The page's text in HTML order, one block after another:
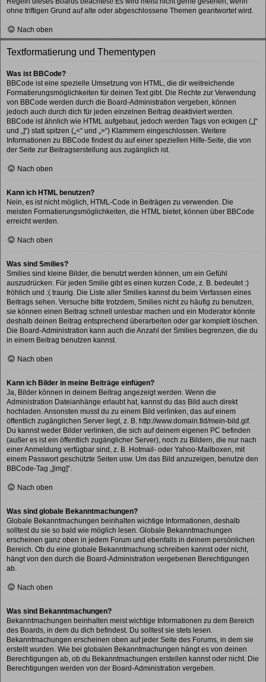
ohne triftigen Grund auf alte oder abgeschlossene Themen geantwortet wird.
Nach oben
Textformatierung und Thementypen
Was ist BBCode?
BBCode ist eine spezielle Umsetzung von HTML, die dir weitreichende
Formatierungsmöglichkeiten für deinen Text gibt. Die Rechte zur Verwendung
von BBCode werden durch die Board-Administration vergeben, können
jedoch auch durch dich für jeden einzelnen Beitrag deaktiviert werden.
BBCode ist ähnlich wie HTML aufgebaut, jedoch werden Tags von eckigen („[“
und „]“) statt spitzen („<“ und „>“) Klammern eingeschlossen. Weitere
Informationen zu BBCode findest du auf einer speziellen Hilfe-Seite, die von
der Seite zur Beitragserstellung aus zugänglich ist.
Nach oben
Kann ich HTML benutzen?
Nein, es ist nicht möglich, HTML-Code in Beiträgen zu verwenden. Die
meisten Formatierungsmöglichkeiten, die HTML bietet, können über BBCode
erreicht werden.
Nach oben
Was sind Smilies?
Smilies sind kleine Bilder, die benutzt werden können, um ein Gefühl
auszudrücken. Für jeden Smilie gibt es einen kurzen Code, z. B. bedeutet :)
fröhlich und :( traurig. Die Liste aller Smilies kannst du beim Verfassen eines
Beitrags sehen. Versuche bitte trotzdem, Smilies nicht zu häufig zu benutzen,
sie können einen Beitrag schnell unlesbar machen und ein Moderator könnte
deshalb deinen Beitrag entsprechend überarbeiten oder gar komplett löschen.
Die Board-Administration kann auch die Anzahl der Smilies begrenzen, die du
in einem Beitrag benutzen kannst.
Nach oben
Kann ich Bilder in meine Beiträge einfügen?
Ja, Bilder können in deinem Beitrag angezeigt werden. Wenn die
Administration Dateianhänge erlaubt hat, kannst du das Bild auch direkt
hochladen. Ansonsten musst du zu einem Bild verlinken, das auf einem
öffentlich zugänglichen Server liegt, z. B. http://www.domain.tld/mein-bild.gif.
Du kannst weder Bilder verlinken, die sich auf deinem eigenen PC befinden
(außer es ist ein öffentlich zugänglicher Server), noch zu Bildern, die nur nach
einer Anmeldung verfügbar sind, z. B. Hotmail- oder Yahoo-Mailboxen, mit
einem Passwort geschützte Seiten usw. Um das Bild anzuzeigen, benutze den
BBCode-Tag „[img]“.
Nach oben
Was sind globale Bekanntmachungen?
Globale Bekanntmachungen beinhalten wichtige Informationen, deshalb
solltest du sie so bald wie möglich lesen. Globale Bekanntmachungen
erscheinen ganz oben in jedem Forum und ebenfalls in deinem persönlichen
Bereich. Ob du eine globale Bekanntmachung schreiben kannst oder nicht,
hängt von den durch die Board-Administration vergebenen Berechtigungen
ab.
Nach oben
Was sind Bekanntmachungen?
Bekanntmachungen beinhalten meist wichtige Informationen zu dem Bereich
des Boards, in dem du dich befindest. Du solltest sie stets lesen.
Bekanntmachungen erscheinen oben auf jeder Seite des Forums, in dem sie
erstellt wurden. Wie bei globalen Bekanntmachungen hängt es von deinen
Berechtigungen ab, ob du Bekanntmachungen erstellen kannst oder nicht. Die
Berechtigungen werden von der Board-Administration vergeben.